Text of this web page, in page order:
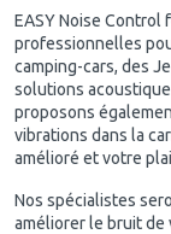
EASY Noise
professionnelles
camping-cars, des
solutions
proposons
vibrations dans la
amélioré et votre
Nos spécialistes
améliorer le bruit